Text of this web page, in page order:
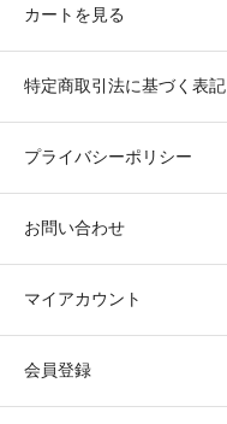
カートを見る
特定商取引法に基づく表記
プライバシーポリシー
お問い合わせ
マイアカウント
会員登録